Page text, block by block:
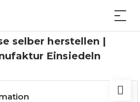
selber herstellen |
Einsiedeln